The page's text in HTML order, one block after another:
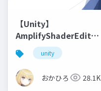
【Unity】
AmplifyShaderEditor
はいいゾunity
おかひろ 28.1K